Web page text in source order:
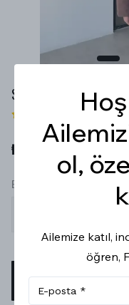
SÜET KAHVERENGİ
2 değerlendirme
₺ 1,799.99
Beden
ol,
Ailemize katıl,
öğren,